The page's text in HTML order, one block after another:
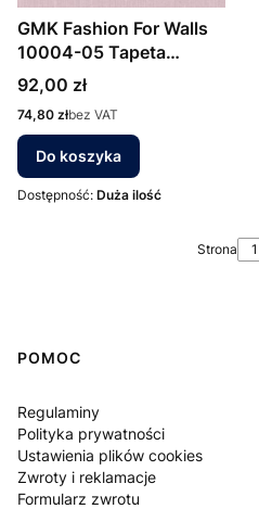
GMK Fashion For Walls
10004-05 Tapeta
ścienna Erismann
Cena
92,00 zł
Cena
74,80 złbez VAT
Do koszyka
Dostępność: Duża ilość
Strona
Linki w stopce
POMOC
Regulaminy
Polityka prywatności
Ustawienia plików cookies
Zwroty i reklamacje
Formularz zwrotu